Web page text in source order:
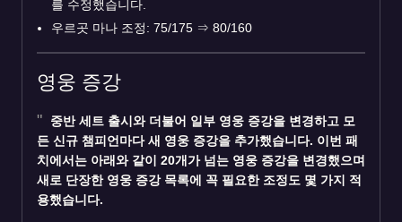
를 수정했습니다.
우르곳 마나 조정: 75/175 ⇒ 80/160
영웅 증강
중반 세트 출시와 더불어 일부 영웅 증강을 변경하고 모
든 신규 챔피언마다 새 영웅 증강을 추가했습니다. 이번 패
치에서는 아래와 같이 20개가 넘는 영웅 증강을 변경했으며
새로 단장한 영웅 증강 목록에 꼭 필요한 조정도 몇 가지 적
용했습니다.